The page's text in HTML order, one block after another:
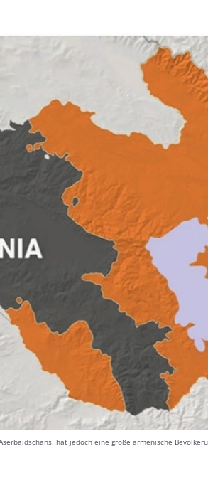
hat jedoch eine große armenische